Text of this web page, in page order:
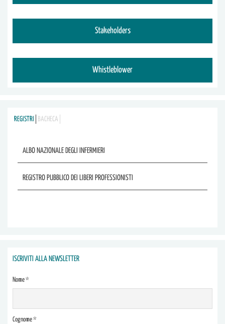
Stakeholders
Whistleblower
REGISTRI BACHECA
ALBO NAZIONALE DEGLI INFERMIERI
REGISTRO PUBBLICO DEI LIBERI PROFESSIONISTI
ISCRIVITI ALLA NEWSLETTER
Nome *
Cognome *